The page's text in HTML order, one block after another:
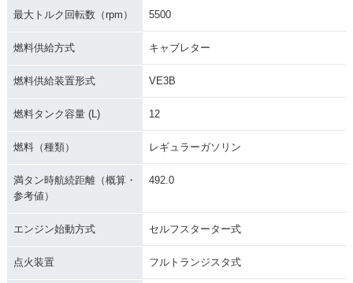
最大トルク回転数（rpm） 5500
燃料供給方式 キャブレター
燃料供給装置形式 VE3B
燃料タンク容量 (L) 12
燃料（種類） レギュラーガソリン
満タン時航続距離（概算・
参考値）
492.0
エンジン始動方式 セルフスターター式
点火装置 フルトランジスタ式